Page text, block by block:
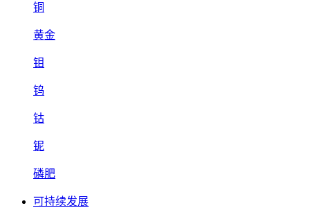
铜
黄金
钼
钨
钴
铌
磷肥
可持续发展